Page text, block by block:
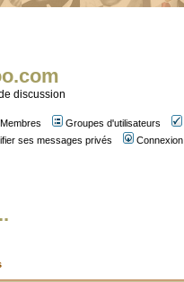
discussion
Groupes d'utilisateurs
ses messages privés Connexion